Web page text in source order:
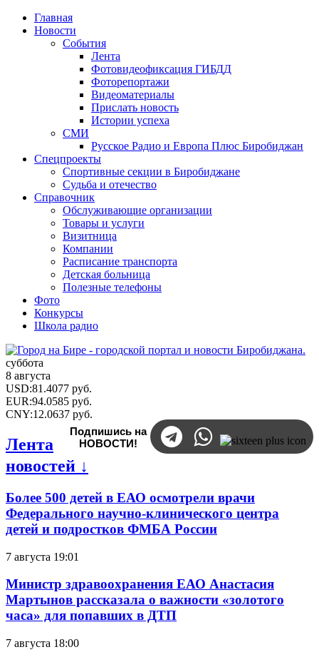
Главная
Новости
События
Лента
Фотовидеофиксация ГИБДД
Фоторепортажи
Видеоматериалы
Прислать новость
Истории успеха
СМИ
Русское Радио и Европа Плюс Биробиджан
Спецпроекты
Спортивные секции в Биробиджане
Судьба и отечество
Справочник
Обслуживающие организации
Товары и услуги
Визитница
Компании
Расписание транспорта
Детская больница
Полезные телефоны
Фото
Конкурсы
Школа радио
суббота
8 августа
USD:81.4077 руб.
EUR:94.0585 руб.
CNY:12.0637 руб.
Подпишись на
НОВОСТИ!
Лента
новостей ↓
Более 500 детей в ЕАО осмотрели врачи
Федерального научно-клинического центра
детей и подростков ФМБА России
7 августа 19:01
Министр здравоохранения ЕАО Анастасия
Мартынов рассказала о важности «золотого
часа» для попавших в ДТП
7 августа 18:00